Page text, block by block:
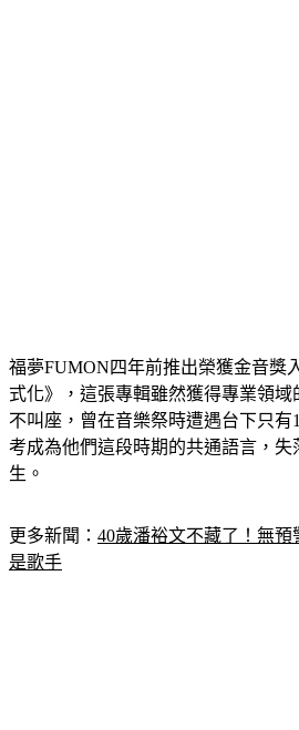
式化》，這張專輯雖然獲得專業領域
不叫座，曾在音樂祭時遭遇台下只有
考成為他們這段時期的共通語言，
生。
是歌手